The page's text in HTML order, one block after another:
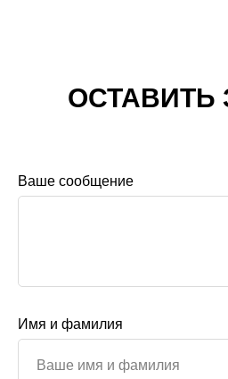
ОСТАВИТЬ
Ваше сообщение
Имя и фамилия